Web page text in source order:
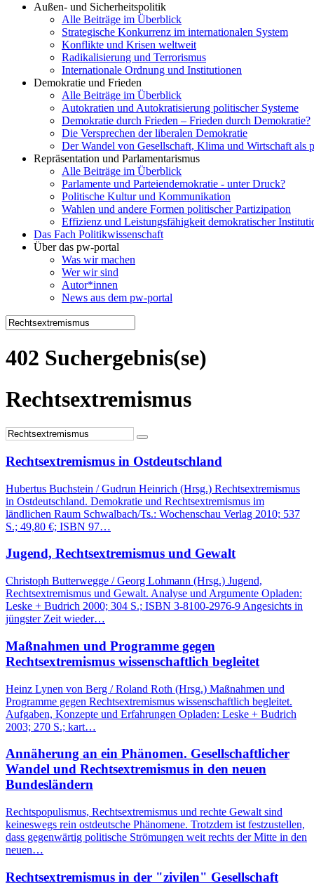
Außen- und Sicherheitspolitik
Alle Beiträge im Überblick
Strategische Konkurrenz im internationalen System
Konflikte und Krisen weltweit
Radikalisierung und Terrorismus
Internationale Ordnung und Institutionen
Demokratie und Frieden
Alle Beiträge im Überblick
Autokratien und Autokratisierung politischer Systeme
Demokratie durch Frieden – Frieden durch Demokratie?
Die Versprechen der liberalen Demokratie
Der Wandel von Gesellschaft, Klima und Wirtschaft als
Repräsentation und Parlamentarismus
Alle Beiträge im Überblick
Parlamente und Parteiendemokratie - unter Druck?
Politische Kultur und Kommunikation
Wahlen und andere Formen politischer Partizipation
Effizienz und Leistungsfähigkeit demokratischer
Das Fach Politikwissenschaft
Über das pw-portal
Was wir machen
Wer wir sind
Autor*innen
News aus dem pw-portal
402 Suchergebnis(se)
Rechtsextremismus
Rechtsextremismus in Ostdeutschland
Hubertus Buchstein / Gudrun Heinrich (Hrsg.) Rechtsextremismus
in Ostdeutschland. Demokratie und Rechtsextremismus im
ländlichen Raum Schwalbach/Ts.: Wochenschau Verlag 2010; 537
S.; 49,80 €; ISBN 97…
Jugend, Rechtsextremismus und Gewalt
Christoph Butterwegge / Georg Lohmann (Hrsg.) Jugend,
Rechtsextremismus und Gewalt. Analyse und Argumente Opladen:
Leske + Budrich 2000; 304 S.; ISBN 3-8100-2976-9 Angesichts in
jüngster Zeit wieder…
Maßnahmen und Programme gegen
Rechtsextremismus wissenschaftlich begleitet
Heinz Lynen von Berg / Roland Roth (Hrsg.) Maßnahmen und
Programme gegen Rechtsextremismus wissenschaftlich begleitet.
Aufgaben, Konzepte und Erfahrungen Opladen: Leske + Budrich
2003; 270 S.; kart…
Annäherung an ein Phänomen. Gesellschaftlicher
Wandel und Rechtsextremismus in den neuen
Bundesländern
Rechtspopulismus, Rechtsextremismus und rechte Gewalt sind
keineswegs rein ostdeutsche Phänomene. Trotzdem ist festzustellen,
dass gegenwärtig politische Strömungen weit rechts der Mitte in den
neuen…
Rechtsextremismus in der "zivilen" Gesellschaft